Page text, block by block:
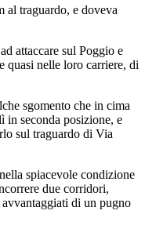
al traguardo, e doveva
attaccare sul Poggio e
quasi nelle loro carriere, di
sgomento che in cima
in seconda posizione, e
sul traguardo di Via
spiacevole condizione
due corridori,
di un pugno